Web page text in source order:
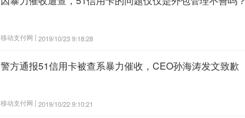
移动支付网 | 2019/10/23 9:18:28
警方通报51信用卡被查系暴力催收，CEO孙海涛发文致歉
移动支付网 | 2019/10/22 9:10:21